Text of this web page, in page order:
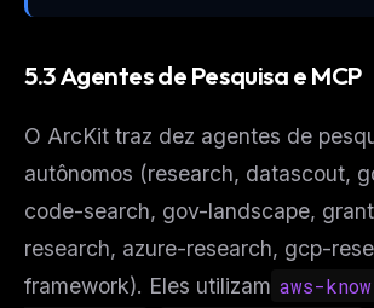
5.3 Agentes de Pesquisa e MCP
O ArcKit traz dez agentes de
autônomos (research, datascout,
code-search, gov-landscape,
research, azure-research, gcp-
framework). Eles utilizam aws-